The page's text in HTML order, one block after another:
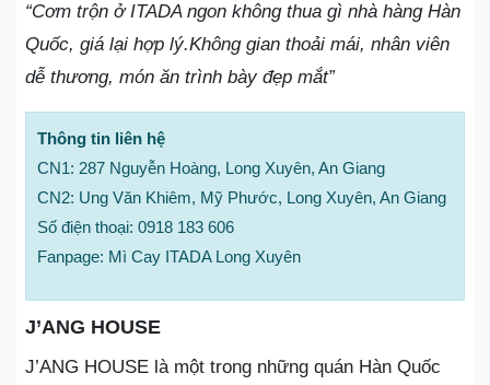
“Cơm trộn ở ITADA ngon không thua gì nhà hàng Hàn
Quốc, giá lại hợp lý.Không gian thoải mái, nhân viên
dễ thương, món ăn trình bày đẹp mắt”
Thông tin liên hệ
CN1: 287 Nguyễn Hoàng, Long Xuyên, An Giang
CN2: Ung Văn Khiêm, Mỹ Phước, Long Xuyên, An Giang
Số điện thoại: 0918 183 606
Fanpage: Mì Cay ITADA Long Xuyên
J’ANG HOUSE
J’ANG HOUSE là một trong những quán Hàn Quốc